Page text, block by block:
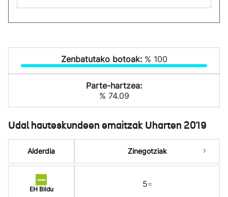
Zenbatutako botoak: % 100
Parte-hartzea:
% 74.09
Udal hauteskundeen emaitzak Uharten 2019
Alderdia
EH Bildu
Zinegotziak
5=